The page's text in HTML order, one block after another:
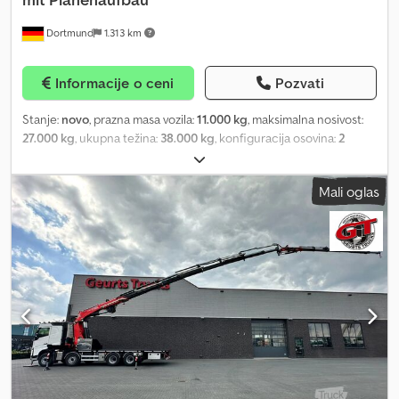
ugrađena u labud-vrat, za umetljive klanfe cca 100 x 50 mm
cca 11.000 mm, sa zakošenjem pozadi cca 500 mm x 10° *
Pneumatsko zaključavanje sa konusnim zavrtnjima i ojačanim
izvlačnih nosača i automatski se prilagođavaju dužini platforme *
BPW osovine i ogibljenje, 1. osovina upravljiva, 2. osovina fiksna, sve
ostale osovine hidro-mehanički upravljive * 1. osovina sa elektro-
magnetnom blokadom za vožnju unazad, aktivira se ručno i
automatski pri ubacivanju u rikverc * Tehničko opterećenje
osovine: po 12.000 kg * Vazdušno ogibljenje sa ventilom za
podizanje i spuštanje * Pneumatici 235/75 R 17.5 3PMSF dvostruki
Codpfx Akjrgzv Nsqerf * Mehaničke potporne noge sa 2-stepenim
menjačem i ručicom. JOST Modul B – statičko nosivo
opterećenje cca 50.000 kg * Na tovarnoj platformi je neprekidan i
između osovina prekinut pod od tvrdog drveta cca 50 mm
(povećava koeficijent trenja) * Duguljaste rupe za kačenje i
pomeranje prelaznih elemenata: - na fiksnom delu iza labud-vrata
- na prednjem delu platforme * 1 pomerivi srednji sto, cca 500 mm
širok, za izvlačnu cev velikog preseka, sa rebrastim podom, napred
Dortmund 1.313 km
Informacije o ceni Pozvati
Stanje: novo, prazna masa vozila:11.000 kg, maksimalna nosivost:
27.000 kg, ukupna težina: 38.000 kg, konfiguracija osovina:2
, dužina tovarnog prostora:
prostora:2.550 mm, dimenzija gume:235/75 R17.5, boja:siva,
radna težina:11.000 kg, Oprema: ABS
, Šasija: - Zavarena čelična
konstrukcija rama sa prednjim i zadnjim savijanjem i niskim
ležištem bez zakošenja pozadi - Vrat okvira + sedlasta ploča 225
mm - Nisko ležište projektovano za tačkasto opterećenje 25 t na 5
m - Spoljni ram zatvoren spolja sa zavarenim prstenovima za
vezivanje - Zamenjivi 2" kraljevski zupčanik (king pin) - Zadnja
kačna šina za alu-rampu Csdpfjiu Eu Njx Akqjrf Osovine i
pneumatike: - BPW niskopodna osovina, po 10 t opterećenja po
osovini, prečnik mehura 360 mm - Vazdušno ogibljenje sa
mogućnošću podizanja i spuštanja, hod 220 mm (-60/+160 mm) -
Wabco SmartBoard sa ECAS funkcijom za 2 visine kvačenja + 100
Mali oglas